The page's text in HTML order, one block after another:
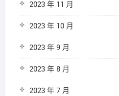
2023 年 11 月
2023 年 10 月
2023 年 9 月
2023 年 8 月
2023 年 7 月